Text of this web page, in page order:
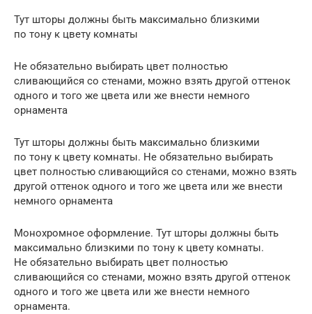
Тут шторы должны быть максимально близкими
по тону к цвету комнаты
Не обязательно выбирать цвет полностью
сливающийся со стенами, можно взять другой оттенок
одного и того же цвета или же внести немного
орнамента
Тут шторы должны быть максимально близкими
по тону к цвету комнаты. Не обязательно выбирать
цвет полностью сливающийся со стенами, можно взять
другой оттенок одного и того же цвета или же внести
немного орнамента
Монохромное оформление. Тут шторы должны быть
максимально близкими по тону к цвету комнаты.
Не обязательно выбирать цвет полностью
сливающийся со стенами, можно взять другой оттенок
одного и того же цвета или же внести немного
орнамента.